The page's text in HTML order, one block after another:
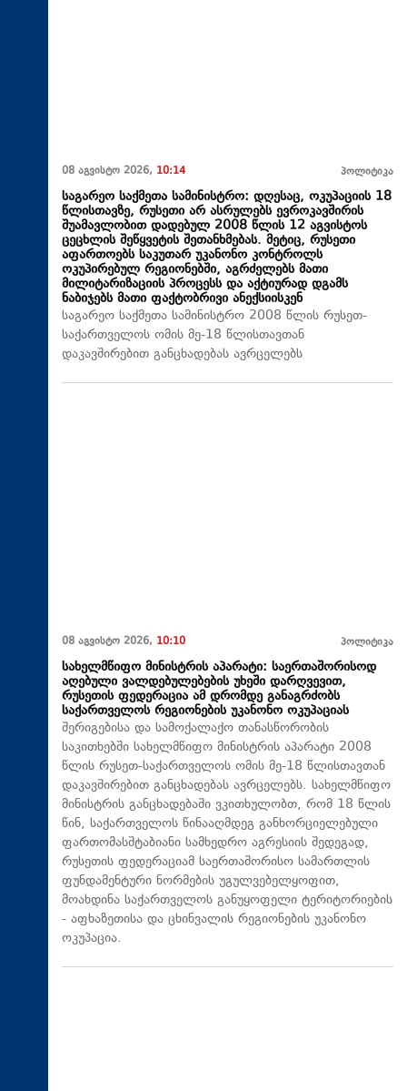
08 აგვისტო 2026, 10:14 პოლიტიკა
საგარეო საქმეთა სამინისტრო: დღესაც, ოკუპაციის 18
წლისთავზე, რუსეთი არ ასრულებს ევროკავშირის
შუამავლობით დადებულ 2008 წლის 12 აგვისტოს
ცეცხლის შეწყვეტის შეთანხმებას. მეტიც, რუსეთი
აფართოებს საკუთარ უკანონო კონტროლს
ოკუპირებულ რეგიონებში, აგრძელებს მათი
მილიტარიზაციის პროცესს და აქტიურად დგამს
ნაბიჯებს მათი ფაქტობრივი ანექსიისკენ
საგარეო საქმეთა სამინისტრო 2008 წლის რუსეთ-
საქართველოს ომის მე-18 წლისთავთან
დაკავშირებით განცხადებას ავრცელებს
08 აგვისტო 2026, 10:10 პოლიტიკა
სახელმწიფო მინისტრის აპარატი: საერთაშორისოდ
აღებული ვალდებულებების უხეში დარღვევით,
რუსეთის ფედერაცია ამ დრომდე განაგრძობს
საქართველოს რეგიონების უკანონო ოკუპაციას
შერიგებისა და სამოქალაქო თანასწორობის
საკითხებში სახელმწიფო მინისტრის აპარატი 2008
წლის რუსეთ-საქართველოს ომის მე-18 წლისთავთან
დაკავშირებით განცხადებას ავრცელებს. სახელმწიფო
მინისტრის განცხადებაში ვკითხულობთ, რომ 18 წლის
წინ, საქართველოს წინააღმდეგ განხორციელებული
ფართომასშტაბიანი სამხედრო აგრესიის შედეგად,
რუსეთის ფედერაციამ საერთაშორისო სამართლის
ფუნდამენტური ნორმების უგულვებელყოფით,
მოახდინა საქართველოს განუყოფელი ტერიტორიების
- აფხაზეთისა და ცხინვალის რეგიონების უკანონო
ოკუპაცია.